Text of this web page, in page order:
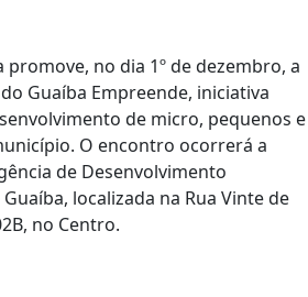
no dia 1º de dezembro, a
Guaíba Empreende, iniciativa
de micro, pequenos e
O encontro ocorrerá a
de Desenvolvimento
localizada na Rua Vinte de
no Centro.